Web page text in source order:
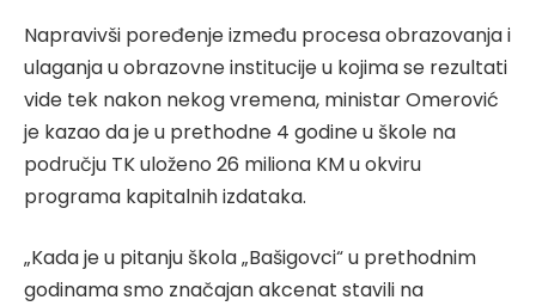
Napravivši poređenje između procesa obrazovanja i
ulaganja u obrazovne institucije u kojima se rezultati
vide tek nakon nekog vremena, ministar Omerović
je kazao da je u prethodne 4 godine u škole na
području TK uloženo 26 miliona KM u okviru
programa kapitalnih izdataka.
„Kada je u pitanju škola „Bašigovci“ u prethodnim
godinama smo značajan akcenat stavili na